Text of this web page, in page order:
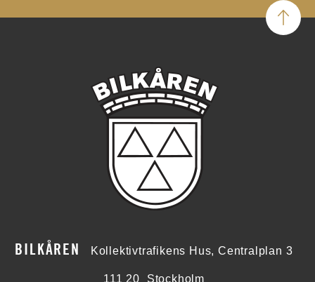
BILKÅREN Kollektivtrafikens Hus, Centralplan 3
111 20 Stockholm